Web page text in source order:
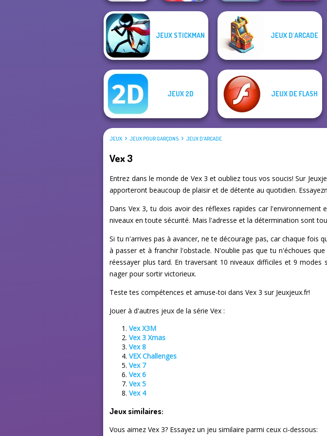
Bouncemasters Fireblob Winter
JEUX STICKMAN JEUX D'ARCADE
JEUX 2D JEUX DE FLASH
JEUX JEUX POUR GARÇONS JEUX D'ARCADE
Vex 3
Entrez dans le monde de Vex 3 et oubliez tous vos soucis! Sur
apporteront beaucoup de plaisir et de détente au quotidien.
Dans Vex 3, tu dois avoir des réflexes rapides car
niveaux en toute sécurité. Mais l'adresse et la détermination sont
Si tu n'arrives pas à avancer, ne te décourage pas, car chaque fois
à passer et à franchir l'obstacle. N'oublie pas que tu n'échoues
réessayer plus tard. En traversant 10 niveaux difficiles et 9
nager pour sortir victorieux.
Teste tes compétences et amuse-toi dans Vex 3 sur Jeuxjeux.fr!
Jouer à d'autres jeux de la série Vex :
Vex X3M
Vex 3 Xmas
Vex 8
VEX Challenges
Vex 7
Vex 6
Vex 5
Vex 4
Jeux similaires:
Vous aimez Vex 3? Essayez un jeu similaire parmi ceux ci-dessous: